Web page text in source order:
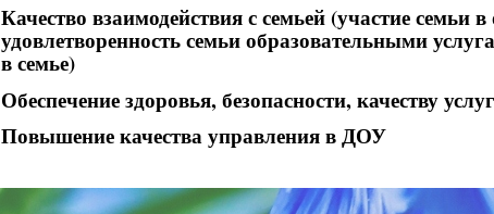
Качество взаимодействия с семьей (участие семьи
удовлетворенность семьи образовательными
в семье)
Обеспечение здоровья, безопасности, качеству
Повышение качества управления в ДОУ